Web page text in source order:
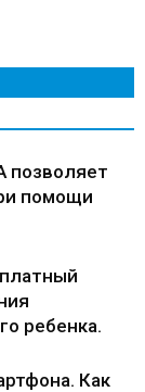
позволяет
помощи
ребенка.
Как